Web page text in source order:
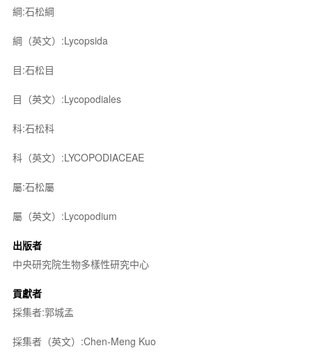
綱:石松綱
綱（英文）:Lycopsida
目:石松目
目（英文）:Lycopodiales
科:石松科
科（英文）:LYCOPODIACEAE
屬:石松屬
屬（英文）:Lycopodium
出版者
中央研究院生物多樣性研究中心
貢獻者
採集者:郭城孟
採集者（英文）:Chen-Meng Kuo